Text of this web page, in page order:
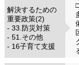
解決するための
重要政策(2)
- 33.防災対策
- 51.その他
- 16子育て支援